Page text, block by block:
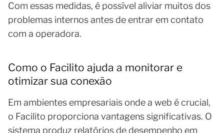
Com essas medidas, é possível aliviar muitos dos
problemas internos antes de entrar em contato
com a operadora.
Como o Facilito ajuda a monitorar e
otimizar sua conexão
Em ambientes empresariais onde a web é crucial,
o Facilito proporciona vantagens significativas. O
sistema produz relatórios de desempenho em